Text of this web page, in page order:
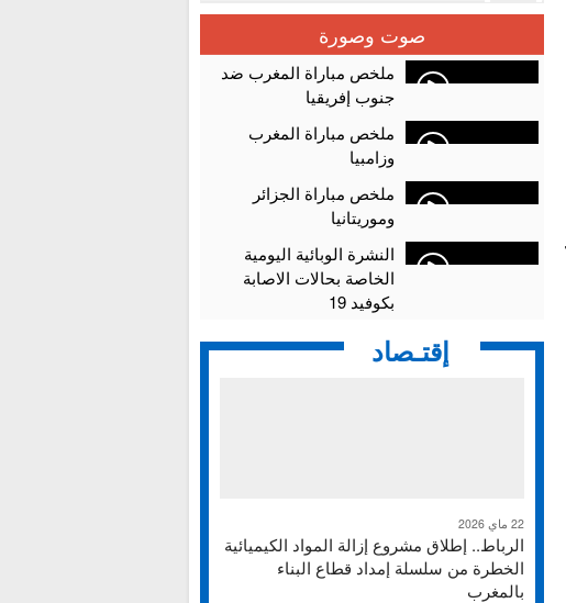
سلا.. توقيف ثلاثة مروجين وحجز أكثر من 4300 قرص مخدر وكوكايين وإكستازي
أقراص مهلوسة داخل فضاء للشيشة تستنفر شرطة أكادير 12:48
صوت وصورة
ملخص مباراة المغرب ضد
جنوب إفريقيا
ملخص مباراة المغرب
وزامبيا
ملخص مباراة الجزائر
وموريتانيا
النشرة الوبائية اليومية
الخاصة بحالات الاصابة
بكوفيد 19
إقتـصاد
22 ماي 2026
الرباط.. إطلاق مشروع إزالة المواد الكيميائية
الخطرة من سلسلة إمداد قطاع البناء
بالمغرب